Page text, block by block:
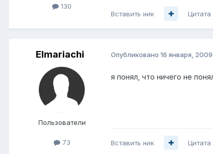
130
Вставить ник Цитата
Elmariachi
Пользователи
73
Опубликовано 16 января, 2009
я понял, что ничего не
Вставить ник Цитата